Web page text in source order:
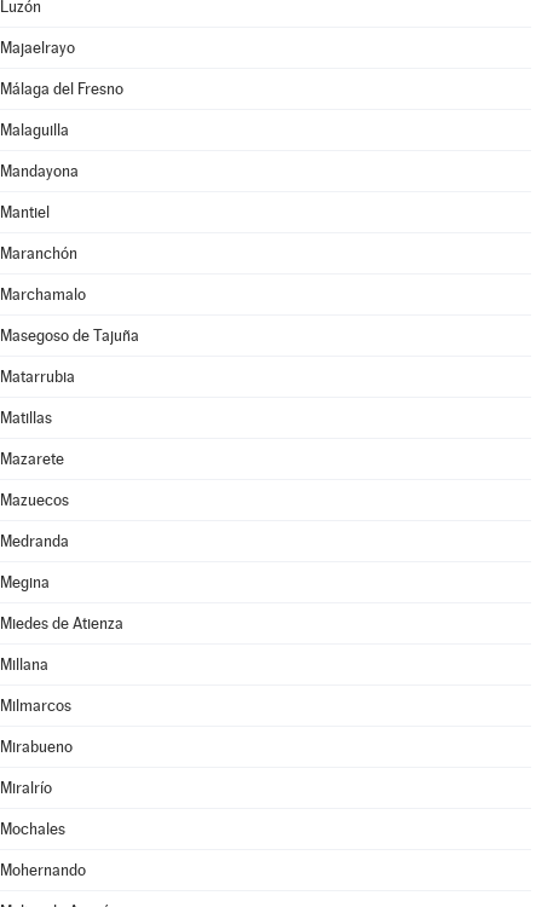
Luzón
Majaelrayo
Málaga del Fresno
Malaguilla
Mandayona
Mantiel
Maranchón
Marchamalo
Masegoso de Tajuña
Matarrubia
Matillas
Mazarete
Mazuecos
Medranda
Megina
Miedes de Atienza
Millana
Milmarcos
Mirabueno
Miralrío
Mochales
Mohernando